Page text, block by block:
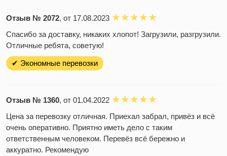
Отзыв № 2072, от 17.08.2023
Спасибо за доставку, никаких хлопот! Загрузили, разгрузили.
Отличные ребята, советую!
✔ Экономные перевозки
Отзыв № 1360, от 01.04.2022
Цена за перевозку отличная. Приехал забрал, привёз и всё
очень оперативно. Приятно иметь дело с таким
ответственным человеком. Перевёз всё бережно и
аккуратно. Рекомендую